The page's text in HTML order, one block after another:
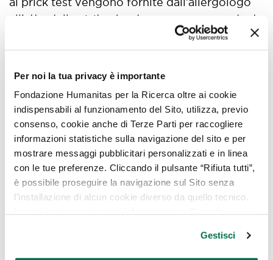
Per noi la tua privacy è importante
Fondazione Humanitas per la Ricerca oltre ai cookie
indispensabili al funzionamento del Sito, utilizza, previo
consenso, cookie anche di Terze Parti per raccogliere
informazioni statistiche sulla navigazione del sito e per
mostrare messaggi pubblicitari personalizzati e in linea
con le tue preferenze. Cliccando il pulsante “Rifiuta tutti”,
è possibile proseguire la navigazione sul Sito senza
l’installazione di alcun cookie diverso da quello tecnico.
oppure cliccare su “GESTISCI” per scegliere quali
cookie
Gestisci
all’atto della visita che deve essere precedente
all’esecuzione dell’esame. In quella sede
vengono fornite indicazioni sulla sospensione
potrebbero alterare i risultati dell’esame.
Chi può essere
sottoposto alle prove
allergiche?
La maggior parte dei test possono essere
svolti senza controindicazioni su tutti i